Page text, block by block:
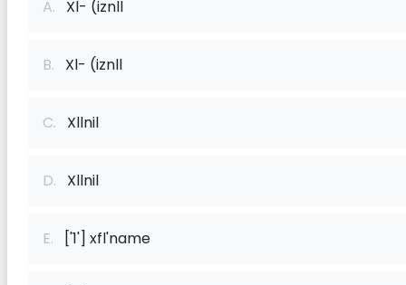
A. Xl- (iznll
B. Xl- (iznll
C. Xllnil
D. Xllnil
E. ['1'] xf‌l'name